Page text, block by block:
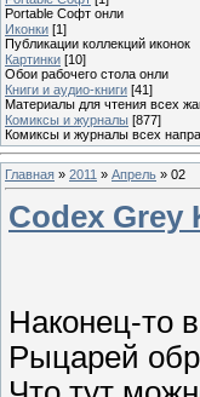
Portable Софт онли
Иконки [1]
Публикации коллекций иконок
Картинки [10]
Обои рабочего стола онли
Книги и аудио-книги [41]
Материалы для чтения всех
Комиксы и журналы [877]
Комиксы и журналы всех
Главная » 2011 » Апрель » 02
Codex Grey
Наконец-то
Рыцарей